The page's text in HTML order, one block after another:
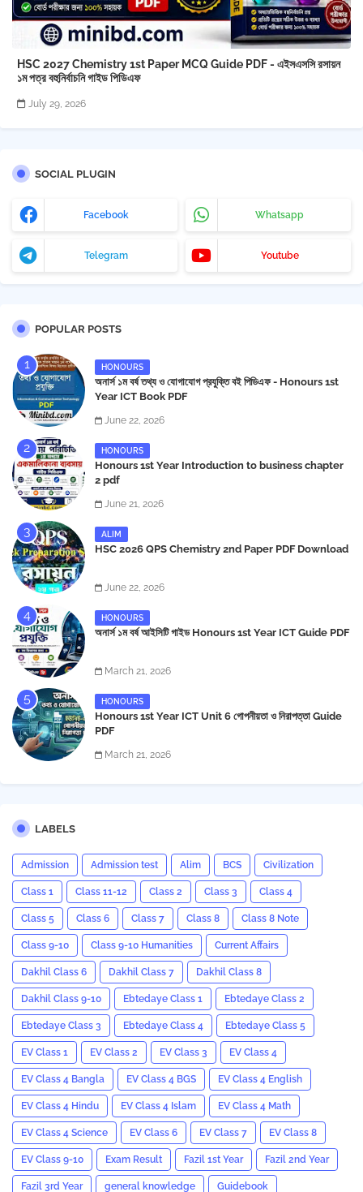
HSC 2027 Chemistry 1st Paper MCQ Guide PDF - এইসএসসি রসায়ন
১ম পত্র বহুনির্বাচনি গাইড পিডিএফ
July 29, 2026
SOCIAL PLUGIN
Facebook Whatsapp
Telegram Youtube
POPULAR POSTS
HONOURS
অনার্স ১ম বর্ষ তথ্য ও যোগাযোগ প্রযুক্তি বই পিডিএফ - Honours 1st
Year ICT Book PDF
June 22, 2026
HONOURS
Honours 1st Year Introduction to business chapter
2 pdf
June 21, 2026
ALIM
HSC 2026 QPS Chemistry 2nd Paper PDF Download
June 22, 2026
HONOURS
অনার্স ১ম বর্ষ আইসিটি গাইড Honours 1st Year ICT Guide PDF
March 21, 2026
HONOURS
Honours 1st Year ICT Unit 6 গোপনীয়তা ও নিরাপত্তা Guide
PDF
March 21, 2026
LABELS
Admission Admission test Alim BCS Civilization
Class 1 Class 11-12 Class 2 Class 3 Class 4
Class 5 Class 6 Class 7 Class 8 Class 8 Note
Class 9-10 Class 9-10 Humanities Current Affairs
Dakhil Class 6 Dakhil Class 7 Dakhil Class 8
Dakhil Class 9-10 Ebtedaye Class 1 Ebtedaye Class 2
Ebtedaye Class 3 Ebtedaye Class 4 Ebtedaye Class 5
EV Class 1 EV Class 2 EV Class 3 EV Class 4
EV Class 4 Bangla EV Class 4 BGS EV Class 4 English
EV Class 4 Hindu EV Class 4 Islam EV Class 4 Math
EV Class 4 Science EV Class 6 EV Class 7 EV Class 8
EV Class 9-10 Exam Result Fazil 1st Year Fazil 2nd Year
Fazil 3rd Year general knowledge Guidebook